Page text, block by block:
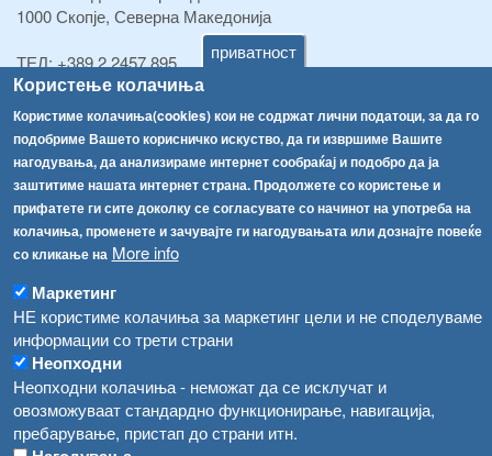
приватност
Користење колачиња
Користиме колачиња(cookies) кои не содржат лични податоци, за да го
подобриме Вашето корисничко искуство, да ги извршиме Вашите
нагодувања, да анализираме интернет сообраќај и подобро да ја
заштитиме нашата интернет страна. Продолжете со користење и
прифатете ги сите доколку се согласувате со начинот на употреба на
колачиња, променете и зачувајте ги нагодувањата или дознајте повеќе
со кликање на More info
Маркетинг
НЕ користиме колачиња за маркетинг цели и не споделуваме
информации со трети страни
Неопходни
Неопходни колачиња - неможат да се исклучат и
овозможуваат стандардно функционирање, навигација,
пребарување, пристап до страни итн.
1000 Скопје, Северна Македонија
ТЕЛ:+389 2 2457 895
ТЕЛ:+389 2 2457 873
Факс:+389 2 2457 893
Факс:+389 2 2457 871
info@fva.gov.mk
[АХВ-претходна страна]
Соопштенија
Република Бугарија ги засили официјалните контроли при увоз на свежо овошје и зеленчук
Високите температури ризик од труење со храна, опасни се и за животните
Водата во Гостивар може да се користи како техничка, продолжува испораката на флаширана вода
Во Гостивар спроведени 70 вонредни контроли
Забраната за водата во Гостивар останува на сила, операторите да користат само технички безбедна вода
Навигација
Обрасци
Огласи